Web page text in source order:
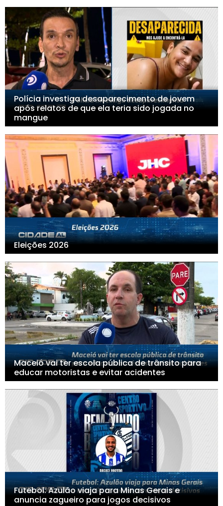
Polícia investiga desaparecimento de jovem
após relatos de que ela teria sido jogada no
mangue
Eleições 2026
Maceió vai ter escola pública de trânsito para
educar motoristas e evitar acidentes
Futebol: Azulão viaja para Minas Gerais e
anuncia zagueiro para jogos decisivos